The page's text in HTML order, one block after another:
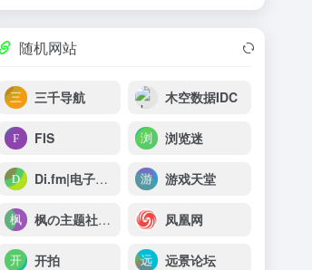
随机网站
三千导航 木空数据IDC
FIS 浏览迷
Di.fm|电子舞曲音乐电台 游戏天堂
枫の主题社 ★ 二次元技术研究社区~ 凤凰网
开拍 远景论坛